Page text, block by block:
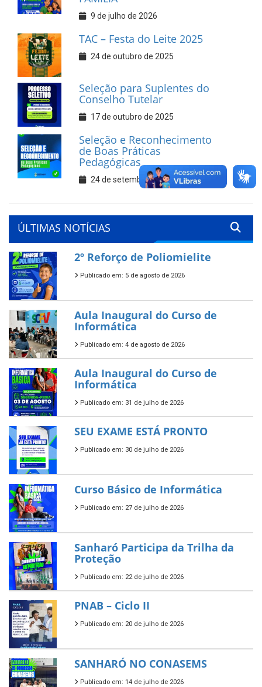
9 de julho de 2026
TAC – Festa do Leite 2025
24 de outubro de 2025
Seleção para Suplentes do
Conselho Tutelar
17 de outubro de 2025
Seleção e Reconhecimento
de Boas Práticas
Pedagógicas
24 de setembro de 2025
ÚLTIMAS NOTÍCIAS
2º Reforço de Poliomielite
Publicado em: 5 de agosto de 2026
Aula Inaugural do Curso de
Informática
Publicado em: 4 de agosto de 2026
Aula Inaugural do Curso de
Informática
Publicado em: 31 de julho de 2026
SEU EXAME ESTÁ PRONTO
Publicado em: 30 de julho de 2026
Curso Básico de Informática
Publicado em: 27 de julho de 2026
Sanharó Participa da Trilha da
Proteção
Publicado em: 22 de julho de 2026
PNAB – Ciclo II
Publicado em: 20 de julho de 2026
SANHARÓ NO CONASEMS
Publicado em: 14 de julho de 2026